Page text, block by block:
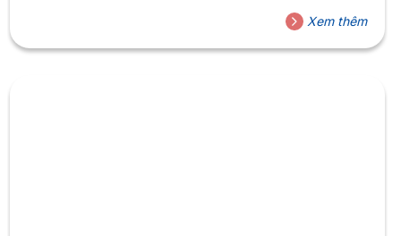
luồng gió mới đang thổi vào cách người trẻ tiếp cận nghề.
Câu hỏi không còn chỉ là “Làm sao để đẹp hơn?” mà đã
dần chuyển...
Xem thêm